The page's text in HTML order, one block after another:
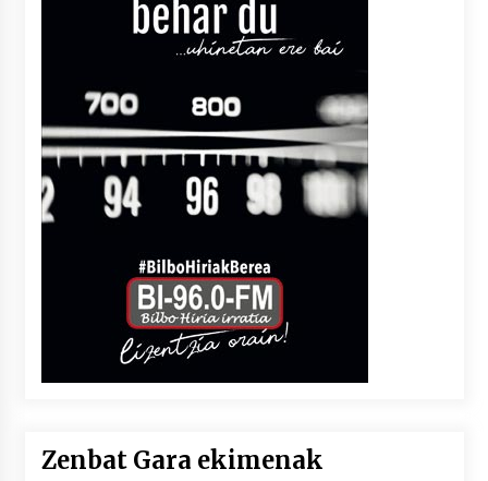
Zenbat Gara ekimenak